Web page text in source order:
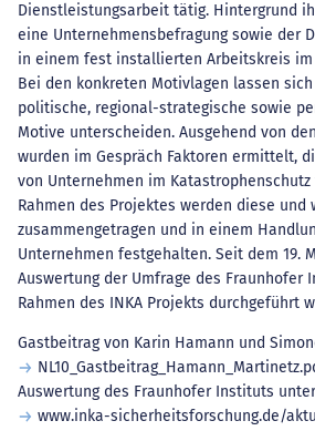
Dienstleistungsarbeit tätig. Hintergrund
eine Unternehmensbefragung sowie der
in einem fest installierten Arbeitskreis im
Bei den konkreten Motivlagen lassen
politische, regional-strategische sowie
Motive unterscheiden. Ausgehend von
wurden im Gespräch Faktoren ermittelt,
von Unternehmen im
Rahmen des Projektes werden diese und
zusammengetragen und in einem
Unternehmen festgehalten. Seit dem 19.
Auswertung der Umfrage des Fraunhofer
Rahmen des INKA Projekts durchgeführt
Gastbeitrag von Karin Hamann und
Auswertung des Fraunhofer Instituts unter
www.inka-sicherheitsforschung.de/